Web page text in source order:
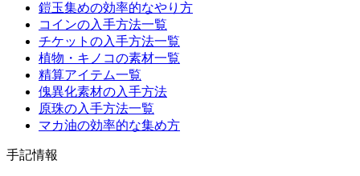
鎧玉集めの効率的なやり方
コインの入手方法一覧
チケットの入手方法一覧
植物・キノコの素材一覧
精算アイテム一覧
傀異化素材の入手方法
原珠の入手方法一覧
マカ油の効率的な集め方
手記情報